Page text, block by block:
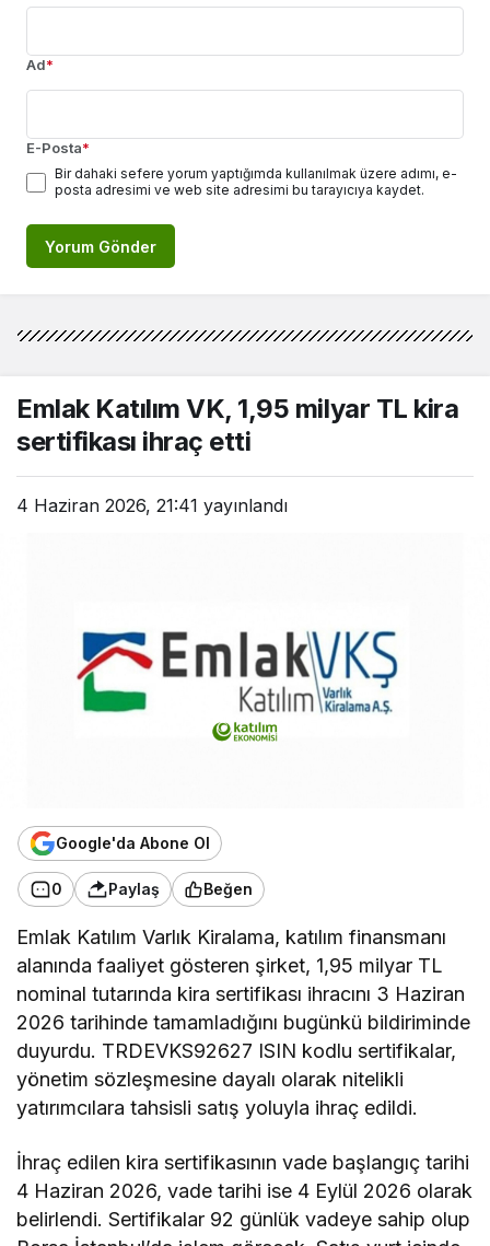
Ad*
E-Posta*
Bir dahaki sefere yorum yaptığımda kullanılmak üzere adımı, e-
posta adresimi ve web site adresimi bu tarayıcıya kaydet.
Yorum Gönder
Emlak Katılım VK, 1,95 milyar TL kira
sertifikası ihraç etti
4 Haziran 2026, 21:41 yayınlandı
Google'da Abone Ol
0 Paylaş Beğen
Emlak Katılım Varlık Kiralama, katılım finansmanı
alanında faaliyet gösteren şirket, 1,95 milyar TL
nominal tutarında kira sertifikası ihracını 3 Haziran
2026 tarihinde tamamladığını bugünkü bildiriminde
duyurdu. TRDEVKS92627 ISIN kodlu sertifikalar,
yönetim sözleşmesine dayalı olarak nitelikli
yatırımcılara tahsisli satış yoluyla ihraç edildi.
İhraç edilen kira sertifikasının vade başlangıç tarihi
4 Haziran 2026, vade tarihi ise 4 Eylül 2026 olarak
belirlendi. Sertifikalar 92 günlük vadeye sahip olup